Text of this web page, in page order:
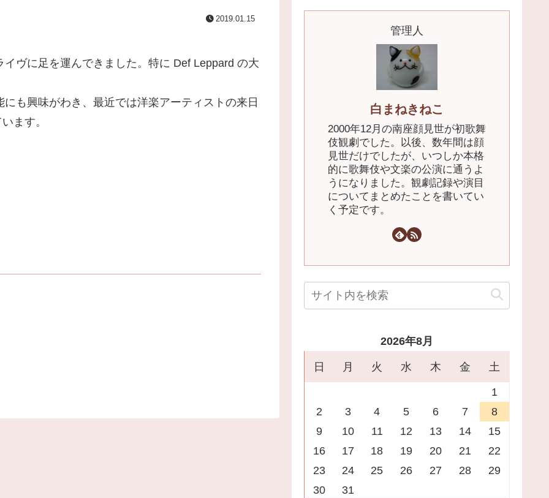
2019.01.15
ヴに足を運んできました。特に Def Leppard の大
も興味がわき、最近では洋楽アーティストの来日
ます。
管理人
白まねきねこ
2000年12月の南座顔見世が初歌舞
伎観劇でした。以後、数年間は顔
見世だけでしたが、いつしか本格
的に歌舞伎や文楽の公演に通うよ
うになりました。観劇記録や演目
についてまとめたことを書いてい
く予定です。
2026年8月
日 月 火 水 木 金 土
1
2
3 4 5 6 7
8
9
10 11 12 13 14
15
16
17 18 19 20 21
22
23
24 25 26 27 28
29
30
31